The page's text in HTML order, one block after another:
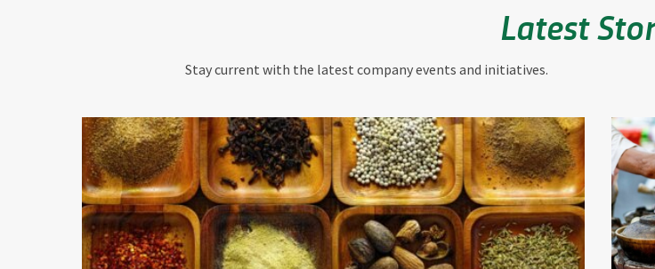
Latest
Stay current with the latest company events and initiatives.